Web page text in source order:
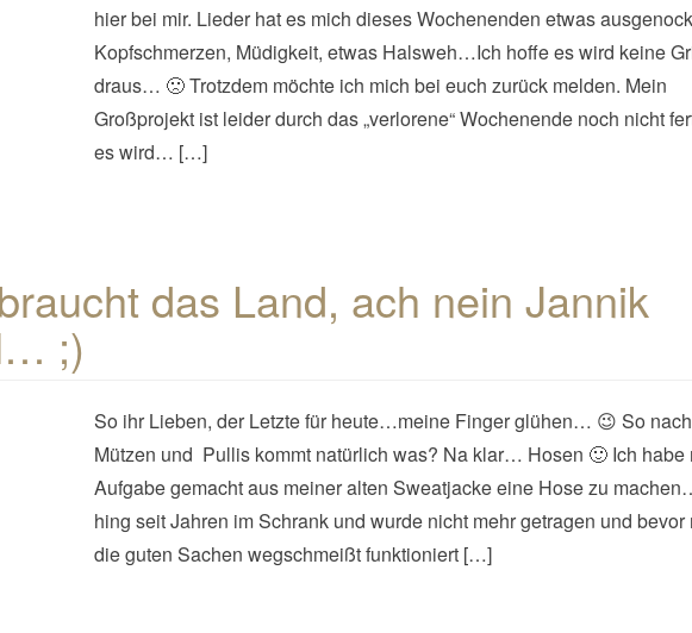
hier bei mir. Lieder hat es mich dieses Wochenenden etwas
Kopfschmerzen, Müdigkeit, etwas Halsweh…Ich hoffe es wird keine
draus… 🙁 Trotzdem möchte ich mich bei euch zurück melden. Mein
Großprojekt ist leider durch das „verlorene“ Wochenende noch nicht
es wird… […]
das Land, ach nein Jannik
;)
So ihr Lieben, der Letzte für heute…meine Finger glühen… 😉 So nach
Mützen und Pullis kommt natürlich was? Na klar… Hosen 🙂 Ich habe
Aufgabe gemacht aus meiner alten Sweatjacke eine Hose zu
hing seit Jahren im Schrank und wurde nicht mehr getragen und bevor
die guten Sachen wegschmeißt funktioniert […]